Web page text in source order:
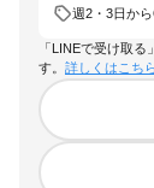
週2・3日か
「LINEで受け取
す。 詳しくはこち